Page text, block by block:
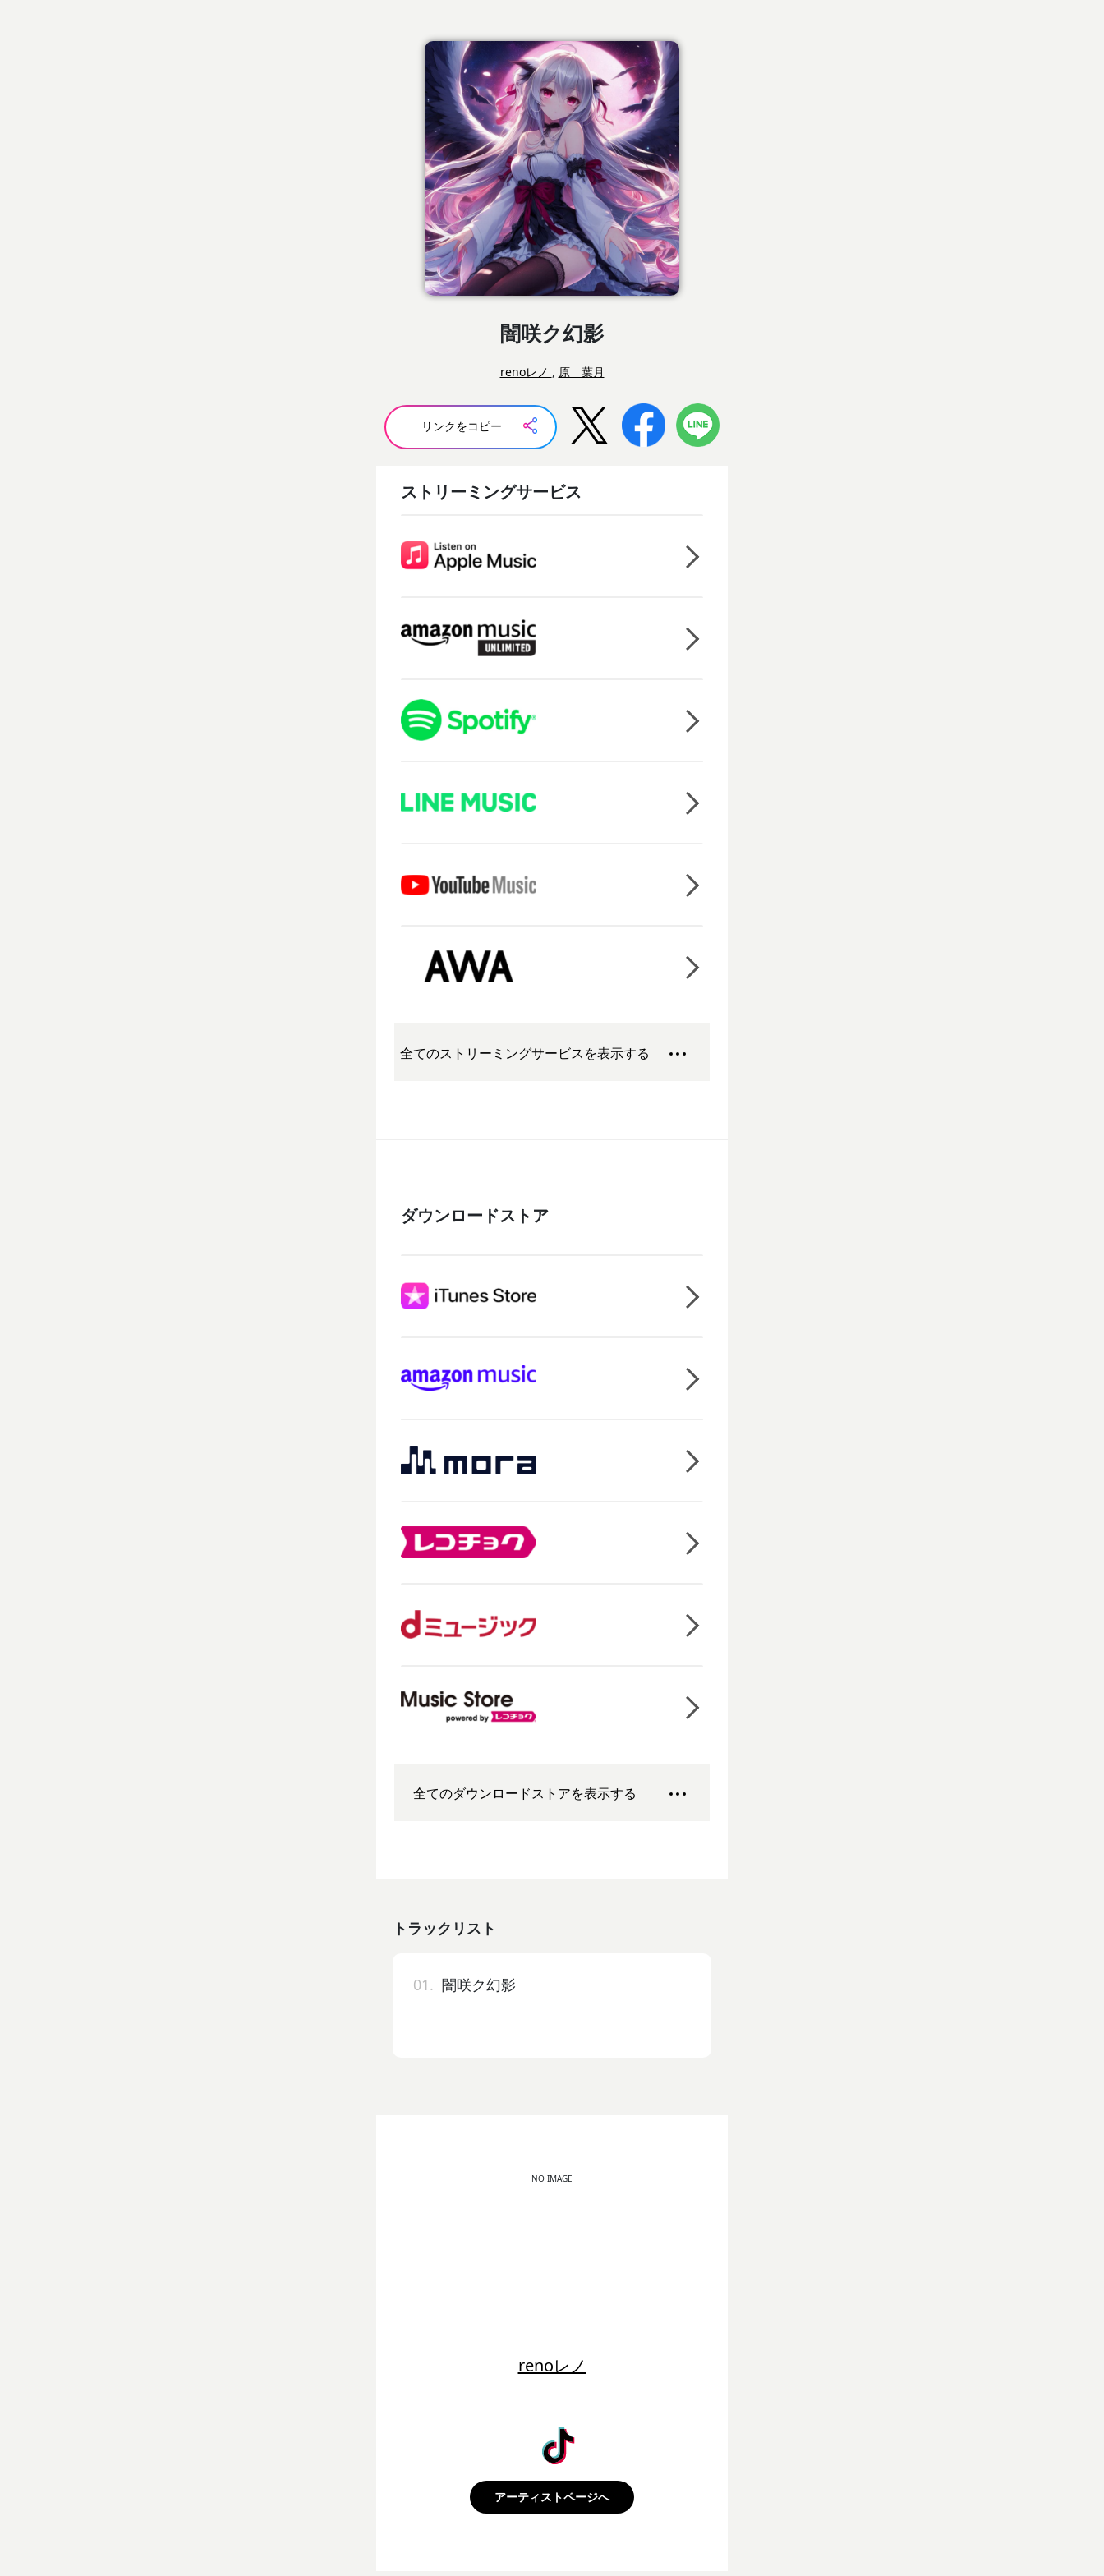
闇咲ク幻影
renoレノ , 原 葉月
リンクをコピー
ストリーミングサービス
全てのストリーミングサービスを表示する
ダウンロードストア
全てのダウンロードストアを表示する
トラックリスト
01. 闇咲ク幻影
NO IMAGE
renoレノ
アーティストページへ